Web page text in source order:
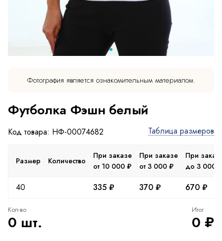
Фотография является ознакомительным материалом.
Футболка Фэшн белый
Код товара: НФ-00074682 Таблица размеров
Размер Количество
При заказе
от 10 000 ₽
При заказе
от 3 000 ₽
При
до 3 000 ₽
40 335 ₽ 370 ₽ 670 ₽
Кол-во
0 шт.
Итог
0 ₽